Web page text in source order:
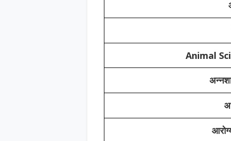
Animal